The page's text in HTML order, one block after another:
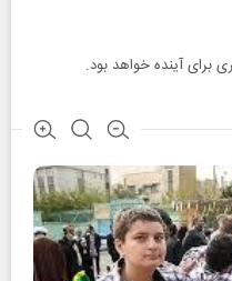
برای آینده خواهد بود.